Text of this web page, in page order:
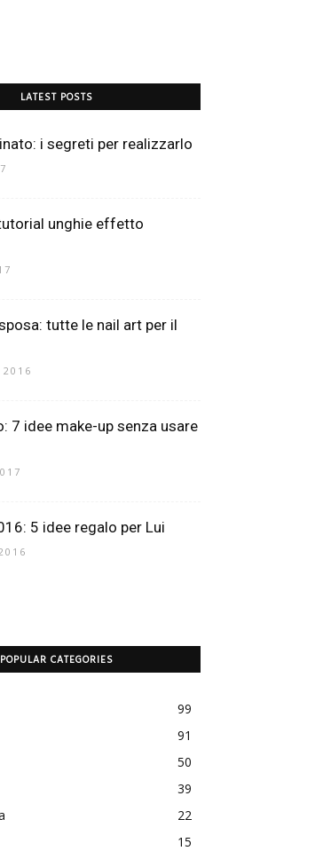
LATEST POSTS
i segreti per realizzarlo
unghie effetto
tutte le nail art per il
2016
7 idee make-up senza usare
5 idee regalo per Lui
POPULAR CATEGORIES
99
91
50
39
22
15